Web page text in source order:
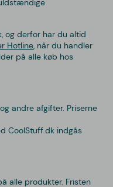
og derfor har du altid
Hotline , når du handler
på alle køb hos
andre afgifter. Priserne
CoolStuff.dk indgås
alle produkter. Fristen